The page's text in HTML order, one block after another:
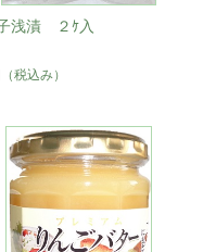
浅漬 ２ｹ入
（税込み）